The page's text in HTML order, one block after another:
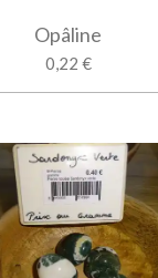
Opâline
0,22 €